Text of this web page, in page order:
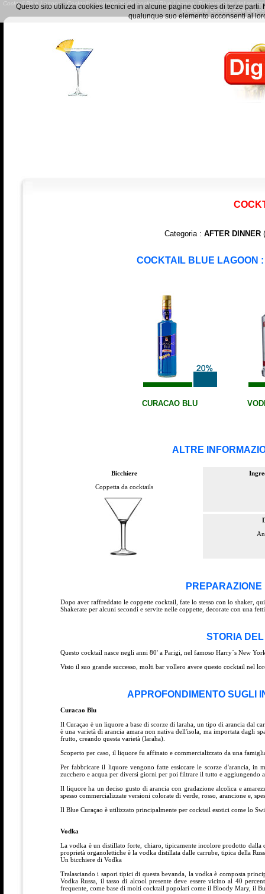
Cocktail Blue Lagoon - Cocktails - Ingredienti del cocktail Blue Lagoon- Preparazione del
preparare Cocktail Blue
Categoria : AFTER DINNER(
COCKTAIL BLUE LAGOON
CURACAO BLU
ALTRE
Bicchiere
Coppetta da cocktails
Dopo aver raffreddato le coppette cocktail, fate lo stesso con lo shaker,
Shakerate per alcuni secondi e servite nelle coppette, decorate con una
STORIA
Questo cocktail nasce negli anni 80' a Parigi, nel famoso Harry´s New
Visto il suo grande successo, molti bar vollero avere questo cocktail nel
APPROFONDIMENTO SUGLI
Curacao Blu
Il Curaçao è un liquore a base di scorze di laraha, un tipo di arancia dal
è una varietà di arancia amara non nativa dell'isola, ma importata dagli
frutto, creando questa varietà (laraha).
Scoperto per caso, il liquore fu affinato e commercializzato da una
Per fabbricare il liquore vengono fatte essiccare le scorze d'arancia, in
zucchero e acqua per diversi giorni per poi filtrare il tutto e aggiungendo
Il liquore ha un deciso gusto di arancia con gradazione alcolica e
spesso commercializzate versioni colorate di verde, rosso, arancione e,
Il Blue Curaçao è utilizzato principalmente per cocktail esotici come lo
Vodka
La vodka è un distillato forte, chiaro, tipicamente incolore prodotto dalla
proprietà organolettiche è la vodka distillata dalle carrube, tipica della
Un bicchiere di Vodka
Tralasciando i sapori tipici di questa bevanda, la vodka è composta
Vodka Russa, il tasso di alcool presente deve essere vicino al 40
frequente, come base di molti cocktail popolari come il Bloody Mary, il
Questo sito utilizza cookies tecnici ed in alcune pagine cookies di terze
qualunque suo elemento acconsenti al